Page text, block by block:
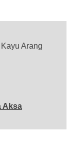
Arang
Aksa